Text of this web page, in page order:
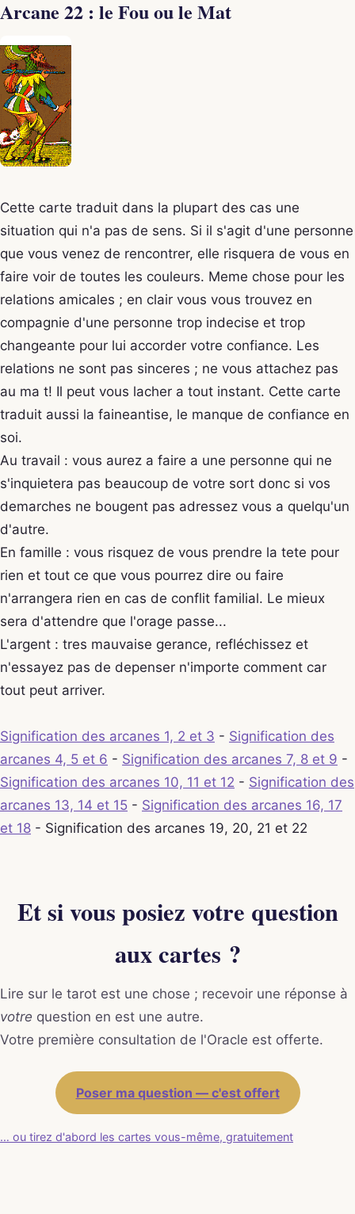
Arcane 22 : le Fou ou le Mat
Cette carte traduit dans la plupart des cas une
situation qui n'a pas de sens. Si il s'agit d'une personne
que vous venez de rencontrer, elle risquera de vous en
faire voir de toutes les couleurs. Meme chose pour les
relations amicales ; en clair vous vous trouvez en
compagnie d'une personne trop indecise et trop
changeante pour lui accorder votre confiance. Les
relations ne sont pas sinceres ; ne vous attachez pas
au ma t! Il peut vous lacher a tout instant. Cette carte
traduit aussi la faineantise, le manque de confiance en
soi.
Au travail : vous aurez a faire a une personne qui ne
s'inquietera pas beaucoup de votre sort donc si vos
demarches ne bougent pas adressez vous a quelqu'un
d'autre.
En famille : vous risquez de vous prendre la tete pour
rien et tout ce que vous pourrez dire ou faire
n'arrangera rien en cas de conflit familial. Le mieux
sera d'attendre que l'orage passe...
L'argent : tres mauvaise gerance, refléchissez et
n'essayez pas de depenser n'importe comment car
tout peut arriver.
Signification des arcanes 1, 2 et 3 - Signification des
arcanes 4, 5 et 6 - Signification des arcanes 7, 8 et 9 -
Signification des arcanes 10, 11 et 12 - Signification des
arcanes 13, 14 et 15 - Signification des arcanes 16, 17
et 18 - Signification des arcanes 19, 20, 21 et 22
Et si vous posiez votre question
aux cartes ?
Lire sur le tarot est une chose ; recevoir une réponse à
votre question en est une autre.
Votre première consultation de l'Oracle est offerte.
Poser ma question — c'est offert
… ou tirez d'abord les cartes vous-même, gratuitement